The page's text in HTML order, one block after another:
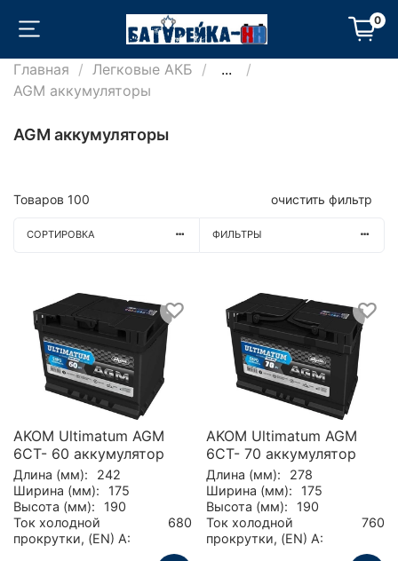
0
Главная Легковые АКБ
...
AGM аккумуляторы
AGM аккумуляторы
Товаров 100 очистить фильтр
СОРТИРОВКА ФИЛЬТРЫ
AKOM Ultimatum AGM
6CT- 60 аккумулятор
Длина (мм):
242
Ширина (мм):
175
Высота (мм):
190
Ток холодной
прокрутки, (EN) А:
680
AKOM Ultimatum AGM
6CT- 70 аккумулятор
Длина (мм):
278
Ширина (мм):
175
Высота (мм):
190
Ток холодной
прокрутки, (EN) А:
760